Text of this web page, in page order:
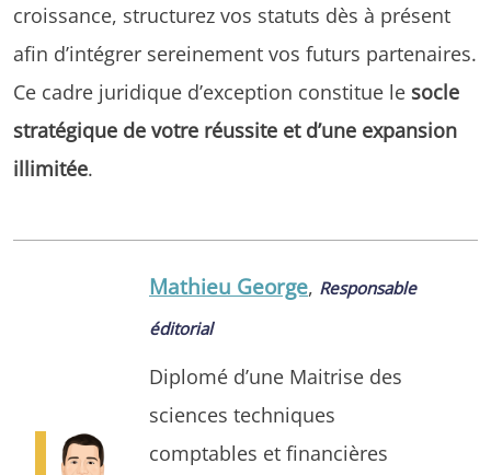
croissance, structurez vos statuts dès à présent
afin d’intégrer sereinement vos futurs partenaires.
Ce cadre juridique d’exception constitue le socle
stratégique de votre réussite et d’une expansion
illimitée.
Mathieu George, Responsable
éditorial
Diplomé d’une Maitrise des
sciences techniques
comptables et financières